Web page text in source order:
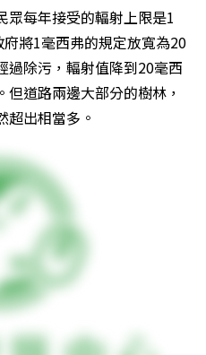
眾每年接受的輻射上限是1
將1毫西弗的規定放寬為20
過除污，輻射值降到20毫西
道路兩邊大部分的樹林，
超出相當多。